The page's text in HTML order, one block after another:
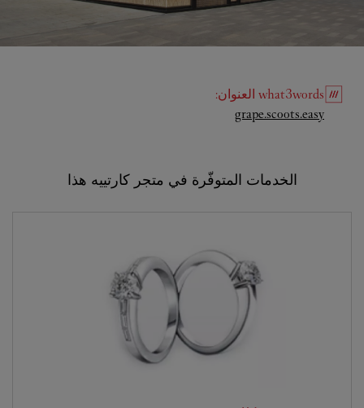
what3words العنوان:
grape.scoots.easy
Link Opens in New Tab
الخدمات المتوفّرة في متجر كارتييه هذا